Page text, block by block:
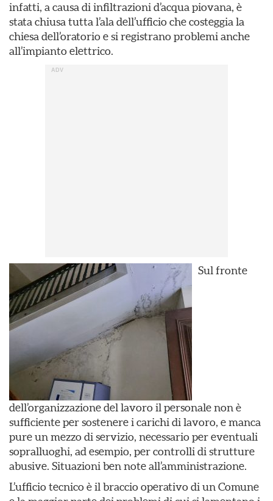
infatti, a causa di infiltrazioni d’acqua piovana, è
stata chiusa tutta l’ala dell’ufficio che costeggia la
chiesa dell’oratorio e si registrano problemi anche
all’impianto elettrico.
Sul fronte
dell’organizzazione del lavoro il personale non è
sufficiente per sostenere i carichi di lavoro, e manca
pure un mezzo di servizio, necessario per eventuali
sopralluoghi, ad esempio, per controlli di strutture
abusive. Situazioni ben note all’amministrazione.
L’ufficio tecnico è il braccio operativo di un Comune